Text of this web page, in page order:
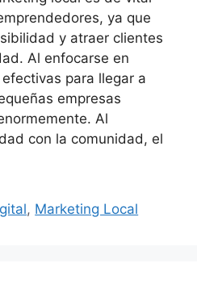
ya que
y atraer clientes
Al enfocarse en
para llegar a
empresas
Al
con la comunidad, el
, Marketing Local